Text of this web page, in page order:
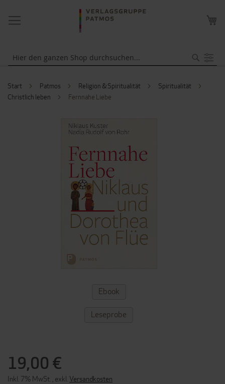
NAVIGATION
UMSCHALTEN
Start Patmos Religion & Spiritualität
Spiritualität
Christlich leben
Fernnahe Liebe
19,00 €
Inkl. 7% MwSt. exkl. Versandkosten
ENDE
BILDERGALERIE
SPRINGEN
ZUM
ANFANG
BILDERGALERIE
SPRINGEN
Ebook
Leseprobe